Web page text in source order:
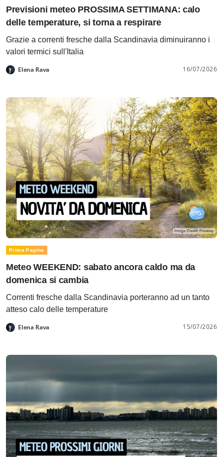
Previsioni meteo PROSSIMA SETTIMANA: calo
delle temperature, si torna a respirare
Grazie a correnti fresche dalla Scandinavia diminuiranno i
valori termici sull'Italia
Elena Rava 16/07/2026
Prima Pagina
Meteo WEEKEND: sabato ancora caldo ma da
domenica si cambia
Correnti fresche dalla Scandinavia porteranno ad un tanto
atteso calo delle temperature
Elena Rava 15/07/2026